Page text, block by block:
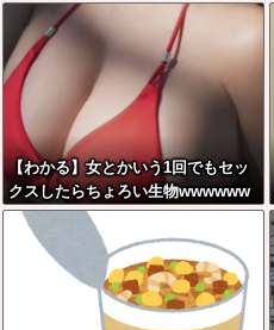
【わかる】女とかいう1回でもセッ
クスしたらちょろい生物wwwwww